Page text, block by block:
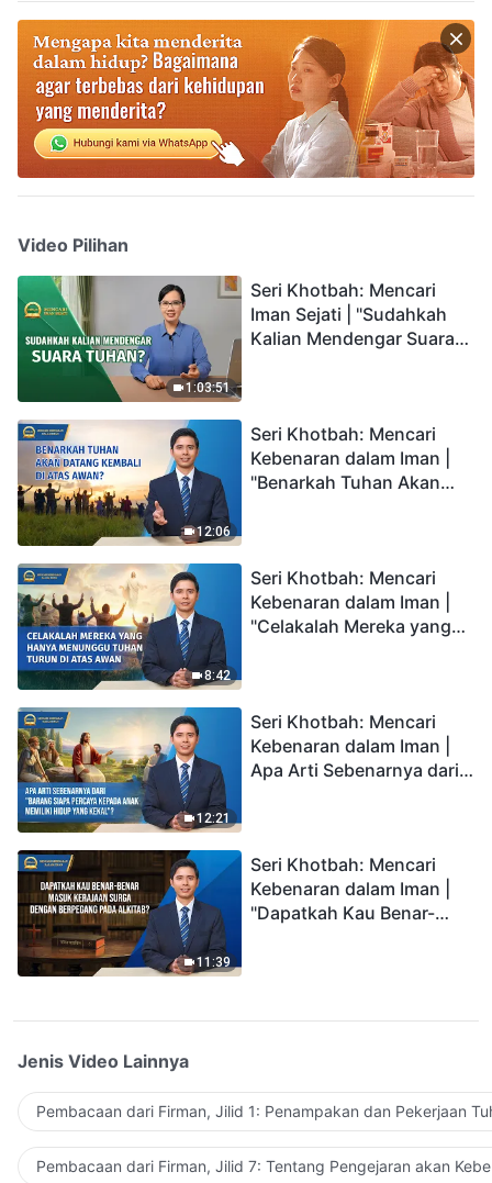
Video Pilihan
1:03:51
Seri Khotbah: Mencari
Iman Sejati | "Sudahkah
Kalian Mendengar Suara
12:06
Seri Khotbah: Mencari
Kebenaran dalam Iman |
"Benarkah Tuhan Akan
8:42
Seri Khotbah: Mencari
Kebenaran dalam Iman |
"Celakalah Mereka yang
12:21
Seri Khotbah: Mencari
Kebenaran dalam Iman |
Apa Arti Sebenarnya dari
11:39
Seri Khotbah: Mencari
Kebenaran dalam Iman |
"Dapatkah Kau Benar-
Jenis Video Lainnya
Pembacaan dari Firman, Jilid 1: Penampakan dan Pekerjaan
Pembacaan dari Firman, Jilid 7: Tentang Pengejaran akan